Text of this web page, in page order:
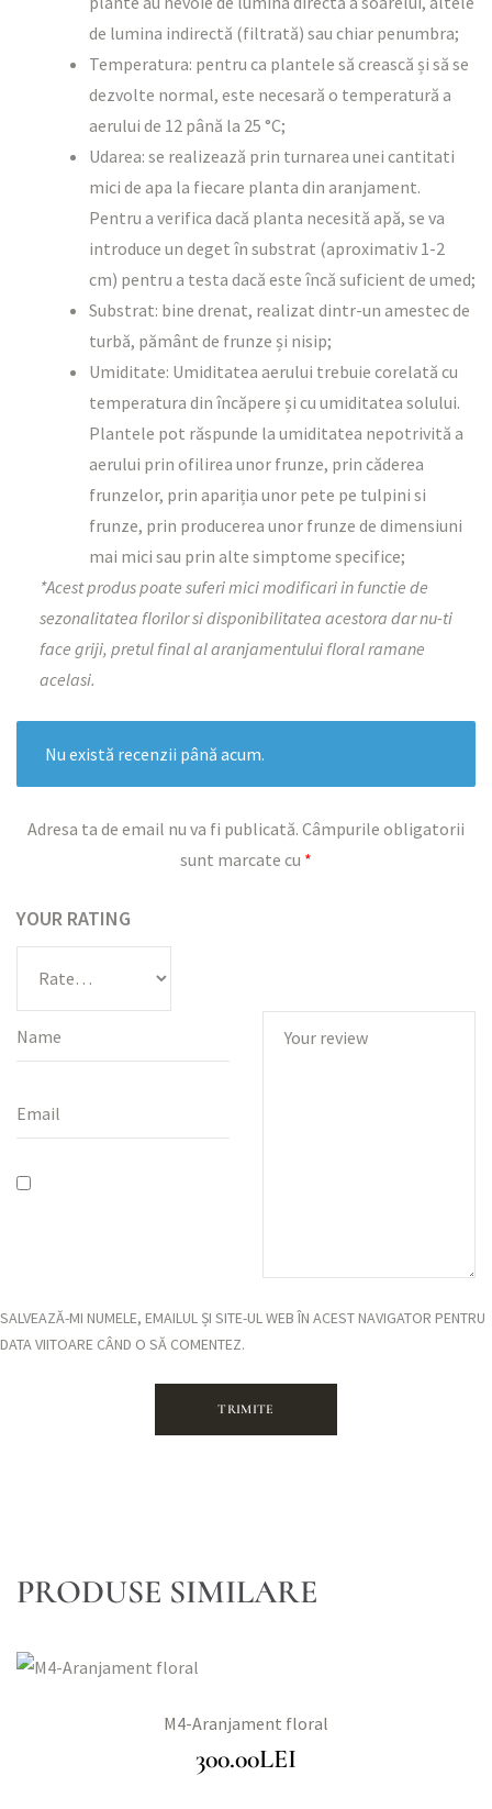
de lumina indirectă (filtrată) sau chiar penumbra;
Temperatura: pentru ca plantele să crească și să se
dezvolte normal, este necesară o temperatură a
aerului de 12 până la 25 °C;
Udarea: se realizează prin turnarea unei cantitati
mici de apa la fiecare planta din aranjament.
Pentru a verifica dacă planta necesită apă, se va
introduce un deget în substrat (aproximativ 1-2
cm) pentru a testa dacă este încă suficient de umed;
Substrat: bine drenat, realizat dintr-un amestec de
turbă, pământ de frunze și nisip;
Umiditate: Umiditatea aerului trebuie corelată cu
temperatura din încăpere și cu umiditatea solului.
Plantele pot răspunde la umiditatea nepotrivită a
aerului prin ofilirea unor frunze, prin căderea
frunzelor, prin apariția unor pete pe tulpini si
frunze, prin producerea unor frunze de dimensiuni
mai mici sau prin alte simptome specifice;
*Acest produs poate suferi mici modificari in functie de
sezonalitatea florilor si disponibilitatea acestora dar nu-ti
face griji, pretul final al aranjamentului floral ramane
acelasi.
Nu există recenzii până acum.
Adresa ta de email nu va fi publicată. Câmpurile obligatorii
sunt marcate cu *
YOUR RATING
SALVEAZĂ-MI NUMELE, EMAILUL ȘI SITE-UL WEB ÎN ACEST NAVIGATOR PENTRU
DATA VIITOARE CÂND O SĂ COMENTEZ.
PRODUSE SIMILARE
M4-Aranjament floral
300.00LEI